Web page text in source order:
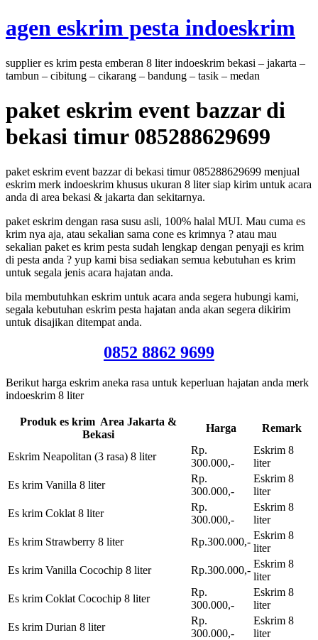
to
agen eskrim pesta indoeskrim
supplier es krim pesta emberan 8 liter indoeskrim bekasi – jakarta –
tambun – cibitung – cikarang – bandung – tasik – medan
paket eskrim event bazzar di
bekasi timur 085288629699
paket eskrim event bazzar di bekasi timur 085288629699 menjual
eskrim merk indoeskrim khusus ukuran 8 liter siap kirim untuk acara
anda di area bekasi & jakarta dan sekitarnya.
paket eskrim dengan rasa susu asli, 100% halal MUI. Mau cuma es
krim nya aja, atau sekalian sama cone es krimnya ? atau mau
sekalian paket es krim pesta sudah lengkap dengan penyaji es krim
di pesta anda ? yup kami bisa sediakan semua kebutuhan es krim
untuk segala jenis acara hajatan anda.
bila membutuhkan eskrim untuk acara anda segera hubungi kami,
segala kebutuhan eskrim pesta hajatan anda akan segera dikirim
untuk disajikan ditempat anda.
0852 8862 9699
Berikut harga eskrim aneka rasa untuk keperluan hajatan anda merk
indoeskrim 8 liter
Produk es krim Area Jakarta &
Bekasi
Harga Remark
Eskrim Neapolitan (3 rasa) 8 liter
Rp.
300.000,-
Eskrim 8
liter
Es krim Vanilla 8 liter
Rp.
300.000,-
Eskrim 8
liter
Es krim Coklat 8 liter
Rp.
300.000,-
Eskrim 8
liter
Es krim Strawberry 8 liter
Rp.300.000,-
Eskrim 8
liter
Es krim Vanilla Cocochip 8 liter
Rp.300.000,-
Eskrim 8
liter
Es krim Coklat Cocochip 8 liter
Rp.
300.000,-
Eskrim 8
liter
Es krim Durian 8 liter
Rp.
300.000,-
Eskrim 8
liter